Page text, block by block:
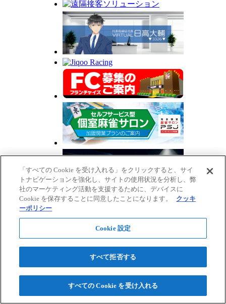
© Runsystem. All Rights Reserved.
「すべての Cookie を受け入れる」をクリックすると、サイ
トナビゲーションを強化し、サイトの使用状況を分析し、弊
社のマーケティング活動を支援するために、デバイスに
Cookie を保存することに同意したことになります。
クッキ
ーポリシー
Cookie 設定
すべて拒否する
すべての Cookie を受け入れる